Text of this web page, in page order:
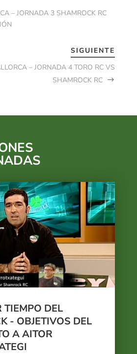
– JORNADA 3 SHAMROCK RC
SIGUIENTE
– JORNADA 4 TORO RC VS
SHAMROCK RC
TIEMPO DEL
- OBJETIVOS DEL
A AITOR